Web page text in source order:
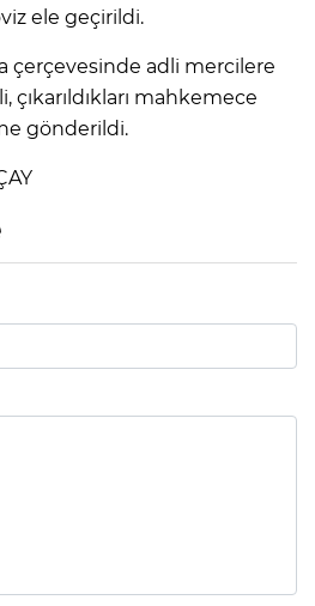
ele geçirildi.
çerçevesinde adli mercilere
mahkemece
gönderildi.